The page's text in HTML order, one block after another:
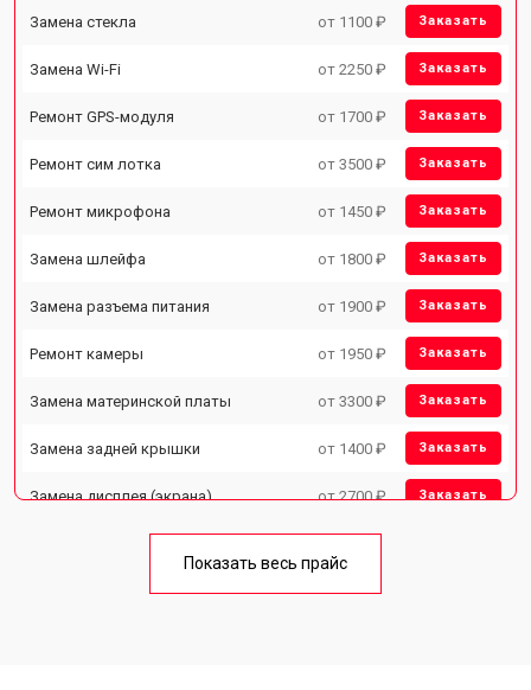
Замена стекла от 1100 ₽ Заказать
Замена Wi-Fi от 2250 ₽ Заказать
Ремонт GPS-модуля от 1700 ₽ Заказать
Ремонт сим лотка от 3500 ₽ Заказать
Ремонт микрофона от 1450 ₽ Заказать
Замена шлейфа от 1800 ₽ Заказать
Замена разъема питания от 1900 ₽ Заказать
Ремонт камеры от 1950 ₽ Заказать
Замена материнской платы от 3300 ₽ Заказать
Замена задней крышки от 1400 ₽ Заказать
Замена дисплея (экрана) от 2700 ₽ Заказать
Замена кнопки включения от 1750 ₽
Показать весь прайс